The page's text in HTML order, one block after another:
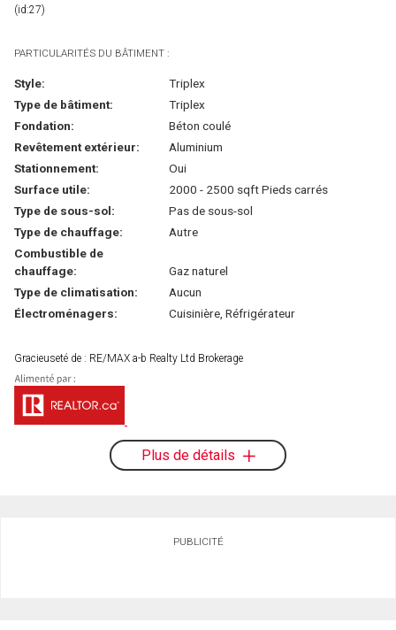
(id:27)
PARTICULARITÉS DU BÂTIMENT :
Style:
Triplex
Type de bâtiment:
Triplex
Fondation:
Béton coulé
Revêtement extérieur:
Aluminium
Stationnement:
Oui
Surface utile:
2000 - 2500 sqft Pieds carrés
Type de sous-sol:
Pas de sous-sol
Type de chauffage:
Autre
Combustible de
chauffage:
Gaz naturel
Type de climatisation:
Aucun
Électroménagers:
Cuisinière, Réfrigérateur
Gracieuseté de : RE/MAX a-b Realty Ltd Brokerage
Plus de détails
PUBLICITÉ